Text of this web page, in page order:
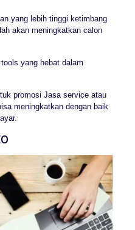
yang lebih tinggi ketimbang
akan meningkatkan calon
yang hebat dalam
promosi Jasa service atau
meningkatkan dengan baik